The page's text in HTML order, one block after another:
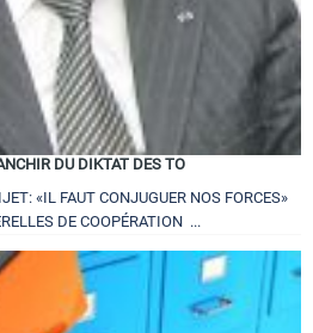
DU DIKTAT DES TO
«IL FAUT CONJUGUER NOS FORCES»
DE COOPÉRATION ...